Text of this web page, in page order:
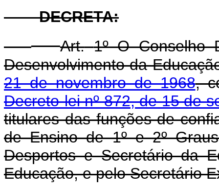
DECRETA:
Art. 1º O Conselho
Desenvolvimento da
21 de novembro de 1968,
Decreto-lei nº 872, de 15 de
titulares das funções de
de Ensino de 1º e 2º
Desportos e Secretário da
Educação, e pelo Secretário